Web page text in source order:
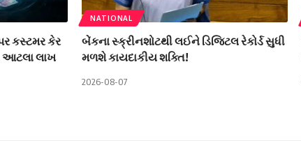
પર કસ્ટમર કેર
આટલા લાખ
NATIONAL
બેંકના સ્ક્રીનશોટથી લઈને ડિજિટલ રેકોર્ડ સુધી
મળશે કાયદાકીય શક્તિ!
2026-08-07